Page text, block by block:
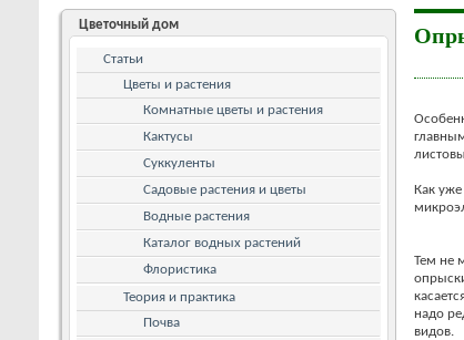
Как
Тем не
надо
видов.
Цветочный дом
Статьи
Цветы и растения
Комнатные цветы и растения
Кактусы
Суккуленты
Садовые растения и цветы
Водные растения
Каталог водных растений
Флористика
Теория и практика
Почва